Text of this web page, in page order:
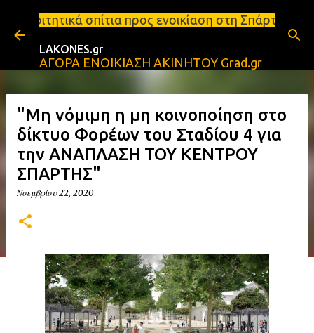
Μετάβαση στο κύριο περιεχόμενο
προς ενοικίαση στη Σπάρτη Ενοικιάσεις
LAKONES.gr
ΑΓΟΡΑ ΕΝΟΙΚΙΑΣΗ ΑΚΙΝΗΤΟΥ Grad.gr
"Μη νόμιμη η μη κοινοποίηση στο
δίκτυο Φορέων του Σταδίου 4 για
την ΑΝΑΠΛΑΣΗ ΤΟΥ ΚΕΝΤΡΟΥ
ΣΠΑΡΤΗΣ"
Νοεμβρίου 22, 2020